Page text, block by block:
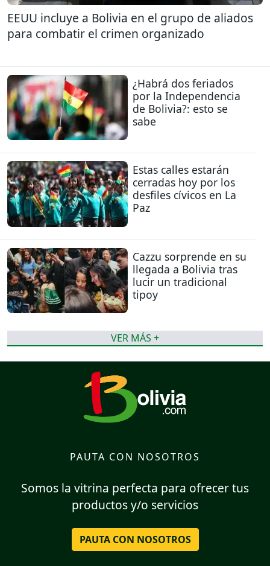
EEUU incluye a Bolivia en el grupo de aliados
para combatir el crimen organizado
¿Habrá dos feriados
por la Independencia
de Bolivia?: esto se
sabe
Estas calles estarán
cerradas hoy por los
desfiles cívicos en La
Paz
Cazzu sorprende en su
llegada a Bolivia tras
lucir un tradicional
tipoy
VER MÁS +
PAUTA CON NOSOTROS
Somos la vitrina perfecta para ofrecer tus
productos y/o servicios
PAUTA CON NOSOTROS